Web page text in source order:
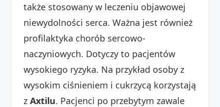
także stosowany w leczeniu objawowej
niewydolności serca. Ważna jest również
profilaktyka chorób sercowo-
naczyniowych. Dotyczy to pacjentów
wysokiego ryzyka. Na przykład osoby z
wysokim ciśnieniem i cukrzycą korzystają
z Axtilu. Pacjenci po przebytym zawale